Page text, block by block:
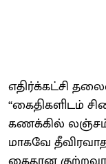
எதிர்க்​கட்சி
‘‘கை​தி​களிடம்
கணக்​கில்
மாகவே